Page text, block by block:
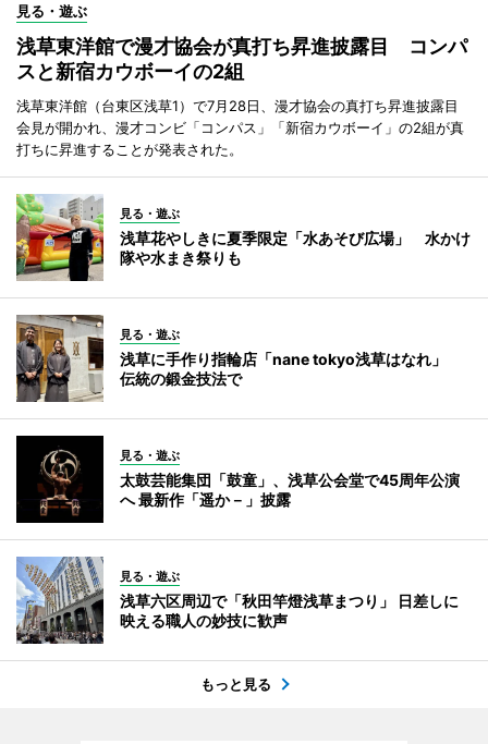
見る・遊ぶ
浅草東洋館で漫才協会が真打ち昇進披露目 コンパ
スと新宿カウボーイの2組
浅草東洋館（台東区浅草1）で7月28日、漫才協会の真打ち昇進披露目
会見が開かれ、漫才コンビ「コンパス」「新宿カウボーイ」の2組が真
打ちに昇進することが発表された。
見る・遊ぶ
浅草花やしきに夏季限定「水あそび広場」 水かけ
隊や水まき祭りも
見る・遊ぶ
浅草に手作り指輪店「nane tokyo浅草はなれ」
伝統の鍛金技法で
見る・遊ぶ
太鼓芸能集団「鼓童」、浅草公会堂で45周年公演
へ 最新作「遥か－」披露
見る・遊ぶ
浅草六区周辺で「秋田竿燈浅草まつり」 日差しに
映える職人の妙技に歓声
もっと見る